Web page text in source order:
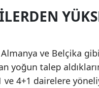
ve Belçika
yoğun talep
4+1 dairelere